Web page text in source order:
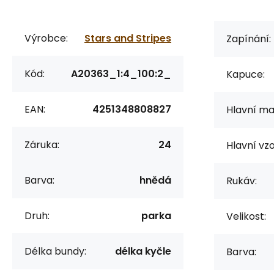
Výrobce: Stars and Stripes
Kód: A20363_1:4_100:2_
EAN: 4251348808827
Záruka: 24
Barva: hnědá
Druh: parka
Délka bundy: délka kyčle
Zapínání:
Kapuce:
Hlavní
Hlavní
Rukáv:
Velikost:
Barva: